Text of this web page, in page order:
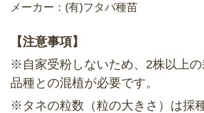
メーカー：(有)フタバ種苗
【注意事項】
※自家受粉しないため、2株以上
品種との混植が必要です。
※タネの粒数（粒の大きさ）は採